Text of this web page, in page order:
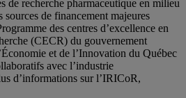
de recherche pharmaceutique en milieu
sources de financement majeures
des centres d’excellence en
(CECR) du gouvernement
et de l’Innovation du Québec
avec l’industrie
d’informations sur l’IRICoR,